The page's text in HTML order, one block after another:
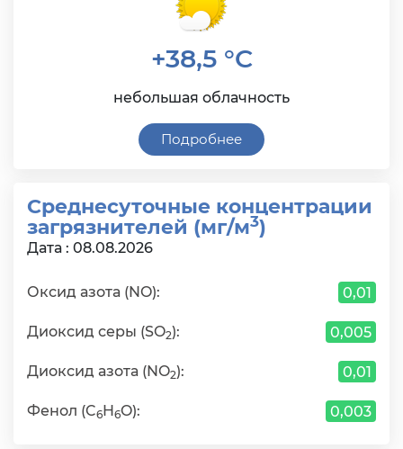
+38,5 °C
небольшая облачность
Подробнее
Среднесуточные концентрации
загрязнителей (мг/м3)
Дата : 08.08.2026
Оксид азота (NO): 0,01
Диоксид серы (SO2): 0,005
Диоксид азота (NO2): 0,01
Фенол (C6H6O): 0,003